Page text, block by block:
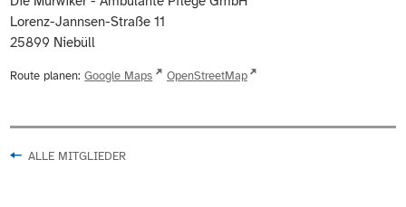
Lorenz-Jannsen-Straße 11
25899 Niebüll
Route planen: Google Maps OpenStreetMap
ALLE MITGLIEDER